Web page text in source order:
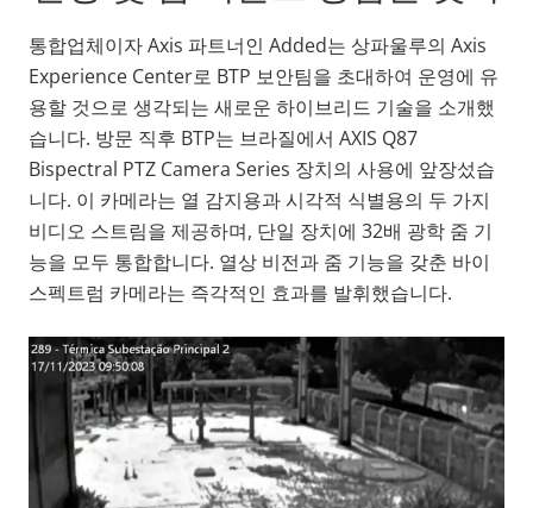
통합업체이자 Axis 파트너인 Added는 상파울루의 Axis
Experience Center로 BTP 보안팀을 초대하여 운영에 유
용할 것으로 생각되는 새로운 하이브리드 기술을 소개했
습니다. 방문 직후 BTP는 브라질에서 AXIS Q87
Bispectral PTZ Camera Series 장치의 사용에 앞장섰습
니다. 이 카메라는 열 감지용과 시각적 식별용의 두 가지
비디오 스트림을 제공하며, 단일 장치에 32배 광학 줌 기
능을 모두 통합합니다. 열상 비전과 줌 기능을 갖춘 바이
스펙트럼 카메라는 즉각적인 효과를 발휘했습니다.